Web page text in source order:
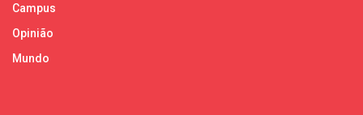
Campus
Opinião
Mundo